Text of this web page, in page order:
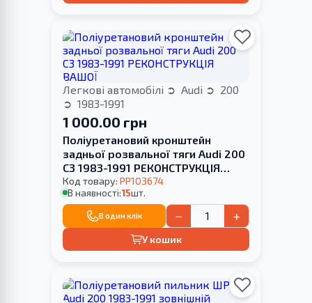
Легкові автомобілі Audi
200
1983-1991
1 000.00 грн
Поліуретановий кронштейн
задньої розвальної тяги Audi 200
С3 1983-1991 РЕКОНСТРУКЦІЯ
ВАШОЇ
Код товару: PP103674
В наявності:15шт.
В один клік − +
У кошик